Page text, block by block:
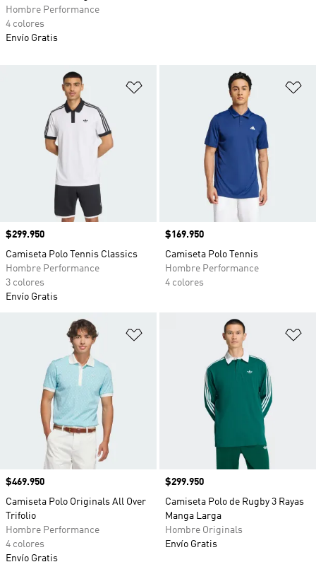
Añadir a la lista de deseos
Precio
$299.950
Camiseta Polo Tennis Classics
Hombre Performance
3 colores
Envío Gratis
Precio
$169.950
Camiseta Polo Tennis
Hombre Performance
4 colores
Añadir a la lista de deseos
Precio
$469.950
Camiseta Polo Originals All Over
Trifolio
Hombre Performance
4 colores
Envío Gratis
Precio
$299.950
Camiseta Polo de Rugby 3 Rayas
Manga Larga
Hombre Originals
Envío Gratis
Hombre Performance
4 colores
Envío Gratis